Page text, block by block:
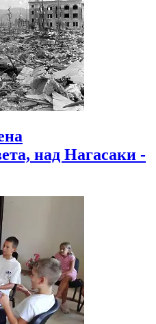
над Нагасаки -